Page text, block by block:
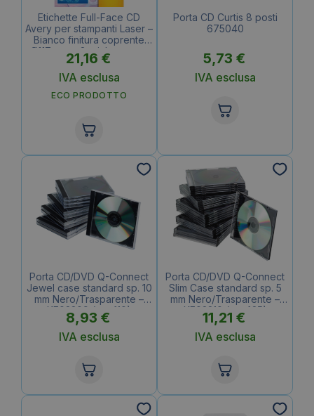
Etichette Full-Face CD
Avery per stampanti Laser –
Bianco finitura coprente
Ø117 mm – 2 etichette per
foglio – 25 fogli – L7676-25
(conf.50 etichette)
21,16 €
IVA esclusa
ECO PRODOTTO
Porta CD Curtis 8 posti
675040
5,73 €
IVA esclusa
Porta CD/DVD Q-Connect
Jewel case standard sp. 10
mm Nero/Trasparente –
KF02209 (conf.10)
8,93 €
IVA esclusa
Porta CD/DVD Q-Connect
Slim Case standard sp. 5
mm Nero/Trasparente –
KF02210 (conf.25)
11,21 €
IVA esclusa